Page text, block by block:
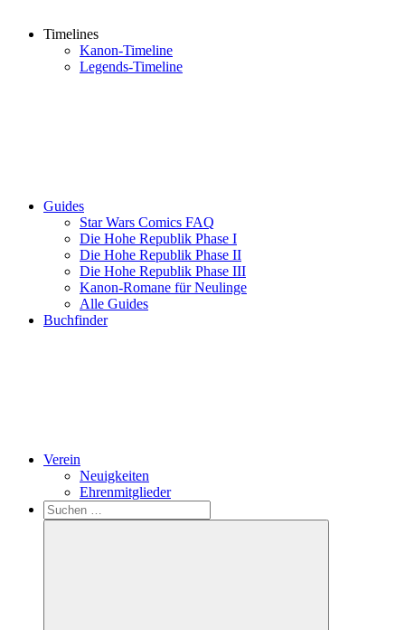
Timelines
Kanon-Timeline
Legends-Timeline
Guides
Star Wars Comics FAQ
Die Hohe Republik Phase I
Die Hohe Republik Phase II
Die Hohe Republik Phase III
Kanon-Romane für Neulinge
Alle Guides
Buchfinder
Verein
Neuigkeiten
Ehrenmitglieder
Search
Suchen
nach: